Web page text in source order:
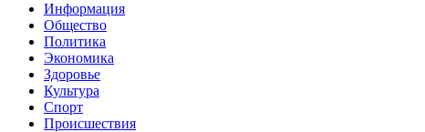
Информация
Общество
Политика
Экономика
Здоровье
Культура
Спорт
Происшествия